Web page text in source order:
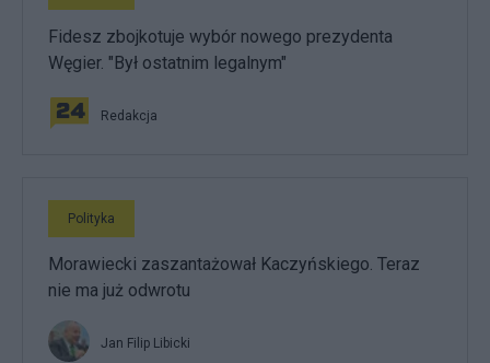
Fidesz zbojkotuje wybór nowego prezydenta
Węgier. "Był ostatnim legalnym"
Redakcja
Polityka
Morawiecki zaszantażował Kaczyńskiego. Teraz
nie ma już odwrotu
Jan Filip Libicki